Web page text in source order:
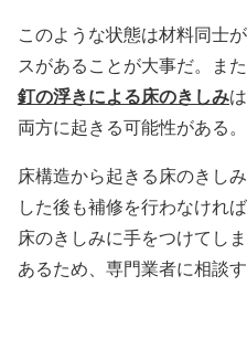
このような状態は材料同士
スがあることが大事だ。また
釘の浮きによる床のきしみ
両方に起きる可能性がある。
床構造から起きる床のきし
した後も補修を行わなけれ
床のきしみに手をつけてし
あるため、専門業者に相談